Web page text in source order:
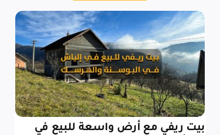
بيت ريفي مع أرض واسعة للبيع في